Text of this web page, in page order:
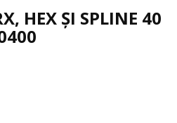
HEX ȘI SPLINE 40